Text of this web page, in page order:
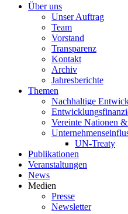
Über uns
Unser Auftrag
Team
Vorstand
Transparenz
Kontakt
Archiv
Jahresberichte
Themen
Nachhaltige
Vereinte Nationen
UN-Treaty
Publikationen
Veranstaltungen
News
Medien
Presse
Newsletter